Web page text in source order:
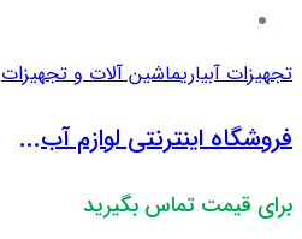
تجهیزات آبیاریماشین آلات و تجهیزات
فروشگاه اینترنتی لوازم آب...
برای قیمت تماس بگیرید